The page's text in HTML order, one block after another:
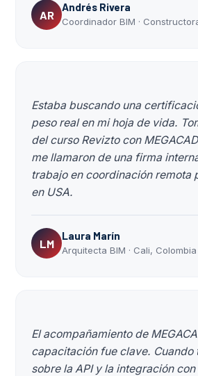
AR
Andrés Rivera
Coordinador BIM ·
Estaba buscando una
peso real en mi hoja de vida.
del curso Revizto con
me llamaron de una firma
trabajo en coordinación remota
en USA.
LM
Laura Marín
Arquitecta BIM · Cali, Colombia
El acompañamiento de
capacitación fue clave. Cuando
sobre la API y la integración con